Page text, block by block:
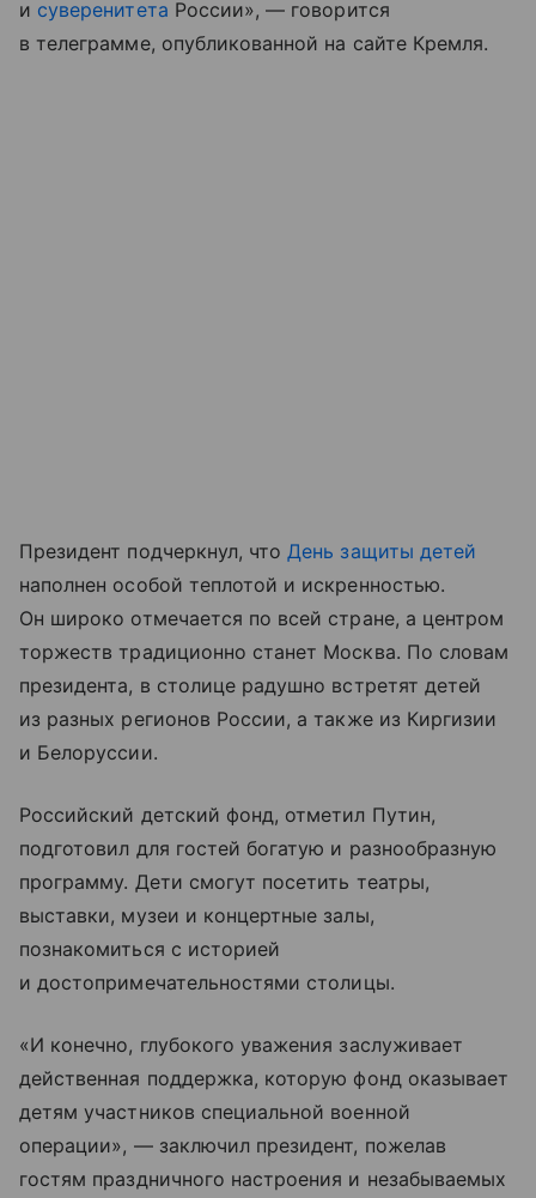
и суверенитета России», — говорится
в телеграмме, опубликованной на сайте Кремля.
Президент подчеркнул, что День защиты детей
наполнен особой теплотой и искренностью.
Он широко отмечается по всей стране, а центром
торжеств традиционно станет Москва. По словам
президента, в столице радушно встретят детей
из разных регионов России, а также из Киргизии
и Белоруссии.
Российский детский фонд, отметил Путин,
подготовил для гостей богатую и разнообразную
программу. Дети смогут посетить театры,
выставки, музеи и концертные залы,
познакомиться с историей
и достопримечательностями столицы.
«И конечно, глубокого уважения заслуживает
действенная поддержка, которую фонд оказывает
детям участников специальной военной
операции», — заключил президент, пожелав
гостям праздничного настроения и незабываемых